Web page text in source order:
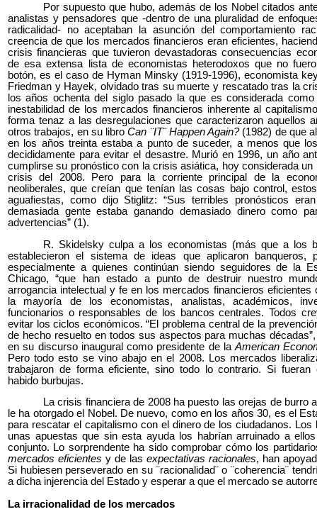
Por supuesto que hubo, además de los Nobel citados
analistas y pensadores que -dentro de una pluralidad de
radicalidad- no aceptaban la asunción del comportamiento
creencia de que los mercados financieros eran eficientes,
crisis financieras que tuvieron devastadoras consecuencias
de esa extensa lista de economistas heterodoxos que no
botón, es el caso de Hyman Minsky (1919-1996), economista
Friedman y Hayek, olvidado tras su muerte y rescatado tras la
los años ochenta del siglo pasado la que es considerada
inestabilidad de los mercados financieros inherente al
forma tenaz a las desregulaciones que caracterizaron aquellos
otros trabajos, en su libroCan ¨IT¨ Happen Again?(1982) de que
en los años treinta estaba a punto de suceder, a menos que
decididamente para evitar el desastre. Murió en 1996, un año
cumplirse su pronóstico con la crisis asiática, hoy considerada un
crisis del 2008. Pero para la corriente principal de la
neoliberales, que creían que tenían las cosas bajo control,
aguafiestas, como dijo Stiglitz: “Sus terribles pronósticos
demasiada gente estaba ganando demasiado dinero como
advertencias” (1).
R. Skidelsky culpa a los economistas (más que a los
establecieron el sistema de ideas que aplicaron banqueros,
especialmente a quienes continúan siendo seguidores de la
Chicago, “que han estado a punto de destruir nuestro
arrogancia intelectual y fe en los mercados financieros eficientes
la mayoría de los economistas, analistas, académicos,
funcionarios o responsables de los bancos centrales. Todos
evitar los ciclos económicos. “El problema central de la
de hecho resuelto en todos sus aspectos para muchas
en su discurso inaugural como presidente de la American
Pero todo esto se vino abajo en el 2008. Los mercados
trabajaron de forma eficiente, sino todo lo contrario. Si fueran
habido burbujas.
La crisis financiera de 2008 ha puesto las orejas de burro
le ha otorgado el Nobel. De nuevo, como en los años 30, es el
para rescatar el capitalismo con el dinero de los ciudadanos. Los
unas apuestas que sin esta ayuda los habrían arruinado a
conjunto. Lo sorprendente ha sido comprobar cómo los
mercados eficientes y de las expectativas racionales, han
Si hubiesen perseverado en su ¨racionalidad¨ o ¨coherencia¨
a dicha injerencia del Estado y esperar a que el mercado se
La irracionalidad de los mercados